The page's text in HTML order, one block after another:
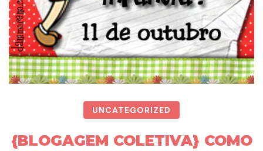
UNCATEGORIZED
{BLOGAGEM COLETIVA} COMO